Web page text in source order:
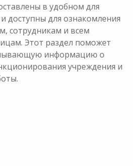
в удобном для
доступны для ознакомления
сотрудникам и всем
Этот раздел поможет
информацию о
учреждения и